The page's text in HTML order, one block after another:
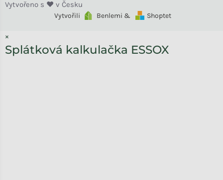
Vytvořili Benlemi & Shoptet
×
Splátková kalkulačka ESSOX